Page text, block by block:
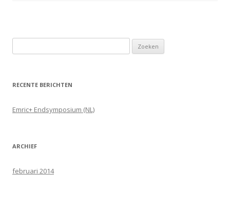
o
k
n
a
:
RECENTE BERICHTEN
Emric+ Endsymposium (NL)
ARCHIEF
februari 2014